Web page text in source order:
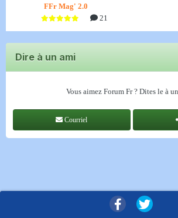
FFr Mag' 2.0
21
Dire à un ami
Vous aimez Forum Fr ? Dites le à
Courriel